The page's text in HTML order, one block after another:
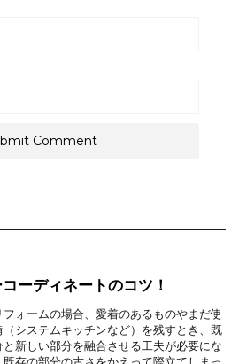
ーディネートのコツ！
フォームの場合、愛着のあるものやまだ使
（システムキッチンなど）を残すとき、既
と新しい部分を融合させる工夫が必要にな